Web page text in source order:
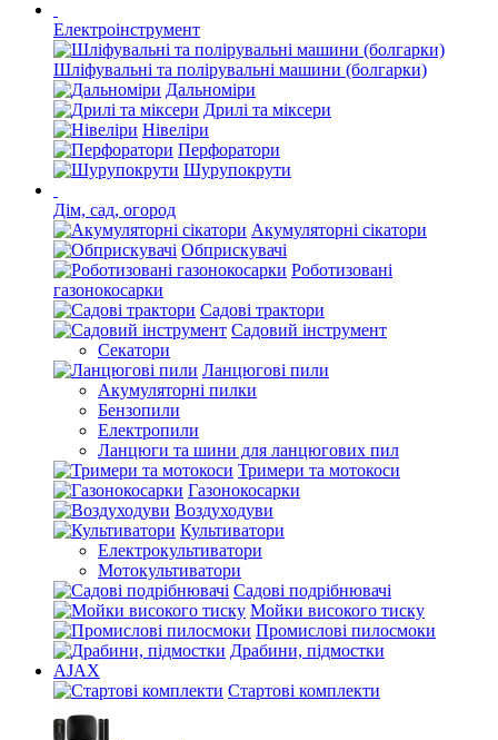
Електроінструмент
Шліфувальні та полірувальні машини (болгарки)
Дальноміри
Дрилі та міксери
Нівеліри
Перфоратори
Шурупокрути
Дім, сад, огород
Акумуляторні сікатори
Обприскувачі
Роботизовані
газонокосарки
Садові трактори
Садовий інструмент
Секатори
Ланцюгові пили
Акумуляторні пилки
Бензопили
Електропили
Ланцюги та шини для ланцюгових пил
Тримери та мотокоси
Газонокосарки
Воздуходуви
Культиватори
Електрокультиватори
Мотокультиватори
Садові подрібнювачі
Мойки високого тиску
Промислові пилосмоки
Драбини, підмостки
AJAX
Стартові комплекти